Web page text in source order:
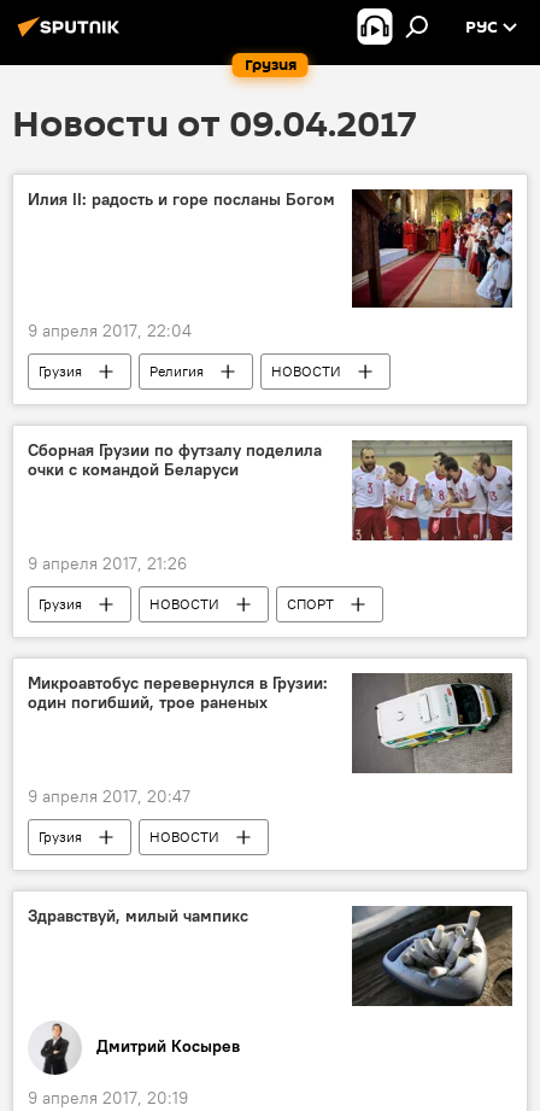
Грузия
РУС
Новости от 09.04.2017
Илия II: радость и горе посланы Богом
9 апреля 2017, 22:04
Грузия Религия
НОВОСТИ
ОБЩЕСТВО
Католикос-Патриарх Всея Грузии Илия II
Вербное воскресенье
Сборная Грузии по футзалу поделила
очки с командой Беларуси
9 апреля 2017, 21:26
Грузия НОВОСТИ
СПОРТ
Сборная Грузии по футзалу
Микроавтобус перевернулся в Грузии:
один погибший, трое раненых
9 апреля 2017, 20:47
Грузия
НОВОСТИ
ПРОИСШЕСТВИЯ
ДТП
Здравствуй, милый чампикс
Дмитрий Косырев
9 апреля 2017, 20:19